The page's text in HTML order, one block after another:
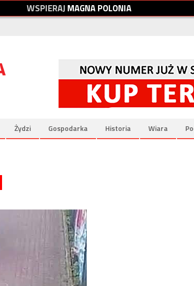
WSPIERAJMAGNAPOLONIA
Żydzi Gospodarka Historia Wiara